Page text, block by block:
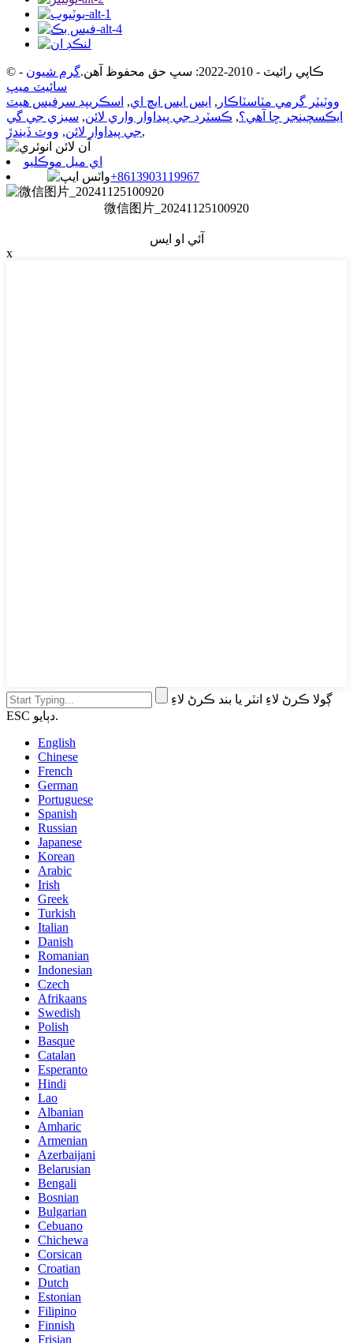
© ڪاپي رائيٽ - 2010-2022: سڀ حق محفوظ آهن. گرم شيون -
سائيٽ ميپ
ووٽيٽر گرمي مٽاسٽاڪار , ايس ايس ايڇ اي, اسڪريپڊ سرفيس هيٽ
ايڪسچينجر ڇا آهي؟, ڪسٽرڊ جي پيداوار واري لائن, سبزي جي گي
جي پيداوار لائن, ووٽ ڏيندڙ ,
اي ميل موڪليو
+8613903119967
微信图片_20241125100920
آئي او ايس
x
ڳولا ڪرڻ لاءِ انٽر يا بند ڪرڻ لاءِ
ESC دٻايو.
English
Chinese
French
German
Portuguese
Spanish
Russian
Japanese
Korean
Arabic
Irish
Greek
Turkish
Italian
Danish
Romanian
Indonesian
Czech
Afrikaans
Swedish
Polish
Basque
Catalan
Esperanto
Hindi
Lao
Albanian
Amharic
Armenian
Azerbaijani
Belarusian
Bengali
Bosnian
Bulgarian
Cebuano
Chichewa
Corsican
Croatian
Dutch
Estonian
Filipino
Finnish
Frisian